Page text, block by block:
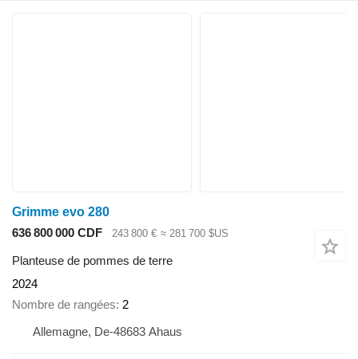
Grimme evo 280
636 800 000 CDF
243 800 € ≈ 281 700 $US
Planteuse de pommes de terre
2024
Nombre de rangées 2
Allemagne, De-48683 Ahaus